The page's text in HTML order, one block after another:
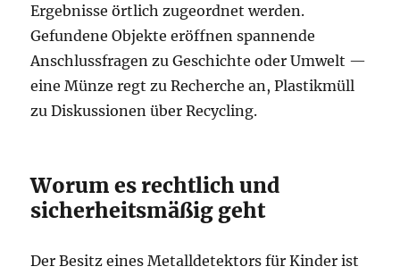
Ergebnisse örtlich zugeordnet werden.
Gefundene Objekte eröffnen spannende
Anschlussfragen zu Geschichte oder Umwelt —
eine Münze regt zu Recherche an, Plastikmüll
zu Diskussionen über Recycling.
Worum es rechtlich und
sicherheitsmäßig geht
Der Besitz eines Metalldetektors für Kinder ist